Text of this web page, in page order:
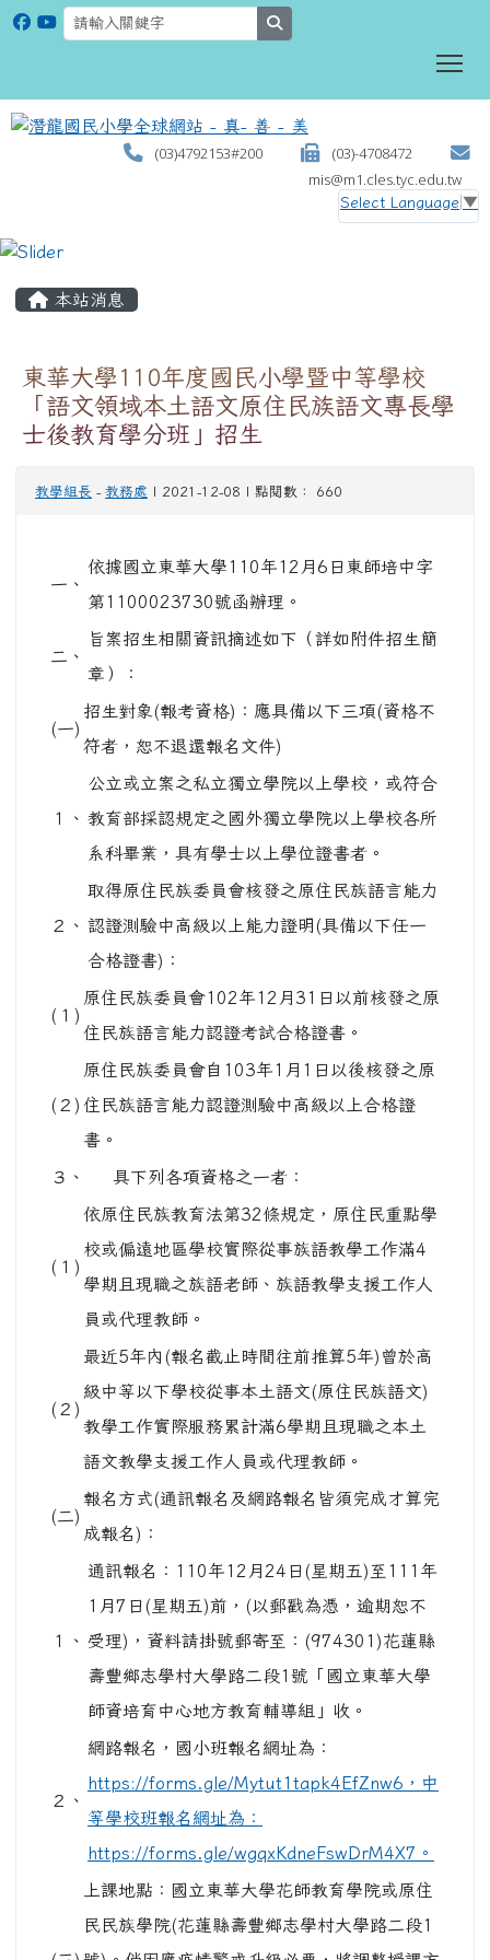
(03)4792153#200
(03)-4708472
mis@m1.cles.tyc.edu.tw
Select Language ▼
本站消息
東華大學110年度國民小學暨中等學校
「語文領域本土語文原住民族語文專長學
士後教育學分班」招生
教學組長 - 教務處 | 2021-12-08 | 點閱數： 660
一、
依據國立東華大學110年12月6日東師培中字
第1100023730號函辦理。
二、
旨案招生相關資訊摘述如下（詳如附件招生簡
章）：
(一)
招生對象(報考資格)：應具備以下三項(資格不
符者，恕不退還報名文件)
１、
公立或立案之私立獨立學院以上學校，或符合
教育部採認規定之國外獨立學院以上學校各所
系科畢業，具有學士以上學位證書者。
２、
取得原住民族委員會核發之原住民族語言能力
認證測驗中高級以上能力證明(具備以下任一
合格證書)：
(１)
原住民族委員會102年12月31日以前核發之原
住民族語言能力認證考試合格證書。
(２)
原住民族委員會自103年1月1日以後核發之原
住民族語言能力認證測驗中高級以上合格證
書。
３、 具下列各項資格之一者：
(１)
依原住民族教育法第32條規定，原住民重點學
校或偏遠地區學校實際從事族語教學工作滿4
學期且現職之族語老師、族語教學支援工作人
員或代理教師。
(２)
最近5年內(報名截止時間往前推算5年)曾於高
級中等以下學校從事本土語文(原住民族語文)
教學工作實際服務累計滿6學期且現職之本土
語文教學支援工作人員或代理教師。
(二)
報名方式(通訊報名及網路報名皆須完成才算完
成報名)：
１、
通訊報名：110年12月24日(星期五)至111年
1月7日(星期五)前，(以郵戳為憑，逾期恕不
受理)，資料請掛號郵寄至：(974301)花蓮縣
壽豐鄉志學村大學路二段1號「國立東華大學
師資培育中心地方教育輔導組」收。
２、
網路報名，國小班報名網址為：
https://forms.gle/Mytut1tapk4EfZnw6，中
等學校班報名網址為：
https://forms.gle/wgqxKdneFswDrM4X7。
上課地點：國立東華大學花師教育學院或原住
民民族學院(花蓮縣壽豐鄉志學村大學路二段1